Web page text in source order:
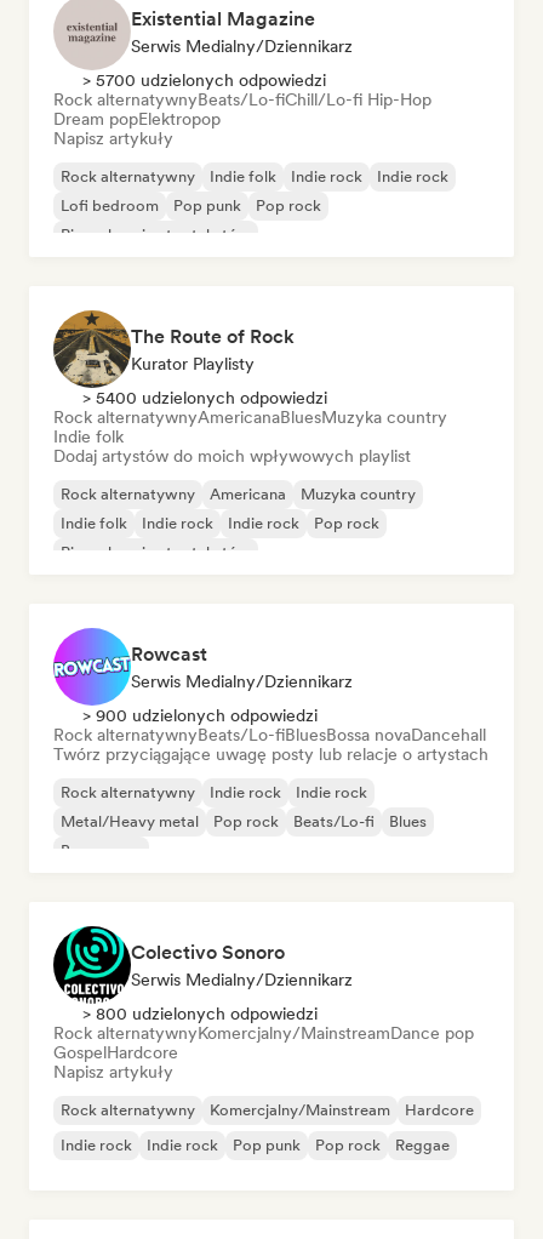
Existential Magazine
Serwis Medialny/Dziennikarz
> 5700 udzielonych odpowiedzi
Rock alternatywnyBeats/Lo-fiChill/Lo-fi Hip-Hop
Dream popElektropop
Napisz artykuły
Rock alternatywny Indie folk Indie rock
Indie rock
Lofi bedroom
Pop punk
Pop rock
Piosenkarz i autor tekstów
The Route of Rock
Kurator Playlisty
> 5400 udzielonych odpowiedzi
Rock alternatywnyAmericanaBluesMuzyka country
Indie folk
Dodaj artystów do moich wpływowych playlist
Rock alternatywny Americana
Muzyka country
Indie folk
Indie rock Indie rock
Pop rock
Piosenkarz i autor tekstów
Rowcast
Serwis Medialny/Dziennikarz
> 900 udzielonych odpowiedzi
Rock alternatywnyBeats/Lo-fiBluesBossa novaDancehall
Twórz przyciągające uwagę posty lub relacje o artystach
Rock alternatywny Indie rock
Indie rock
Metal/Heavy metal
Pop rock Beats/Lo-fi
Blues
Bossa nova
Colectivo Sonoro
Serwis Medialny/Dziennikarz
> 800 udzielonych odpowiedzi
Rock alternatywnyKomercjalny/MainstreamDance pop
GospelHardcore
Napisz artykuły
Rock alternatywny Komercjalny/Mainstream
Hardcore
Indie rock
Indie rock Pop punk Pop rock Reggae